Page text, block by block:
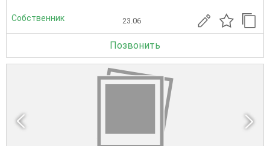
Собственник 23.06
Позвонить